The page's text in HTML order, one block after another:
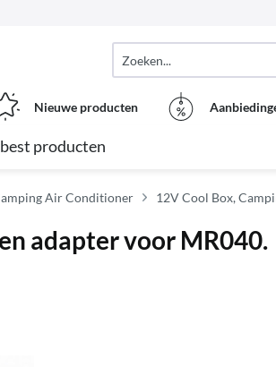
Nieuwe producten
producten
Air Conditioner 12V Cool Box,
adapter voor MR040.